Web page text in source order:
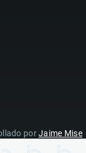
porJaime Mise